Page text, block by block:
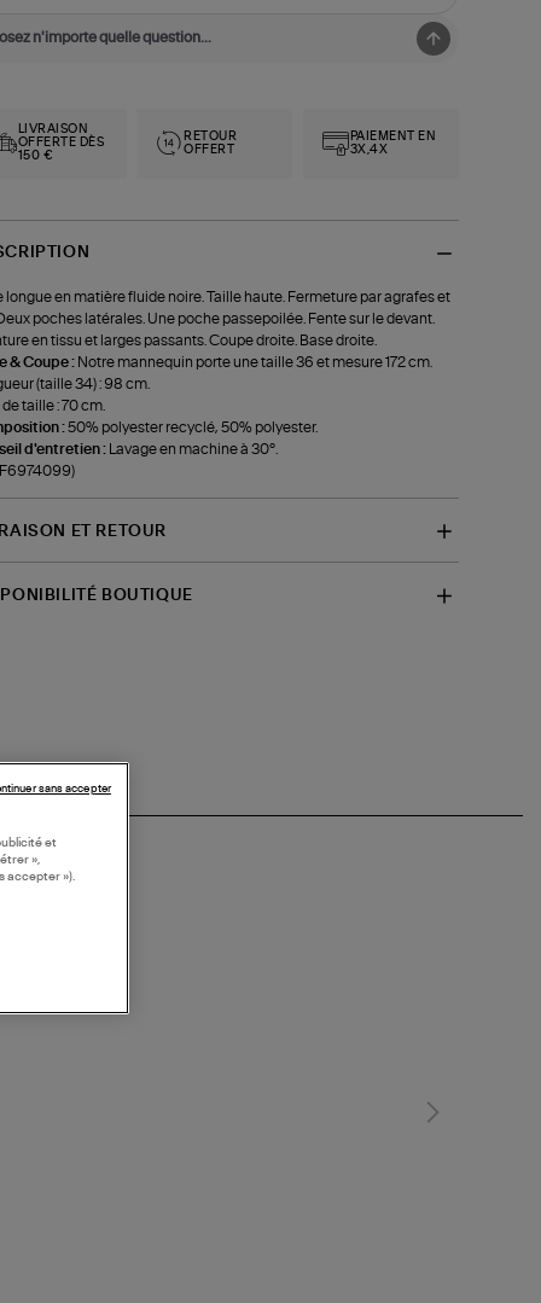
LIVRAISON
OFFERTE DÈS
150 €
RETOUR
OFFERT
PAIEMENT EN
3X,4X
longue en matière fluide noire. Taille haute. Fermeture par agrafes et
poches latérales. Une poche passepoilée. Fente sur le devant.
en tissu et larges passants. Coupe droite. Base droite.
& Coupe : Notre mannequin porte une taille 36 et mesure 172 cm.
(taille 34) : 98 cm.
de taille : 70 cm.
:50% polyester recyclé, 50% polyester.
d'entretien :
Lavage en machine à 30°.
ET RETOUR
BOUTIQUE
et
»,
accepter »).
sans accepter